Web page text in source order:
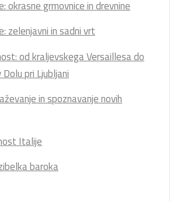
okrasne grmovnice in drevnine
zelenjavni in sadni vrt
od kraljevskega Versaillesa do
pri Ljubljani
in spoznavanje novih
Italije
baroka